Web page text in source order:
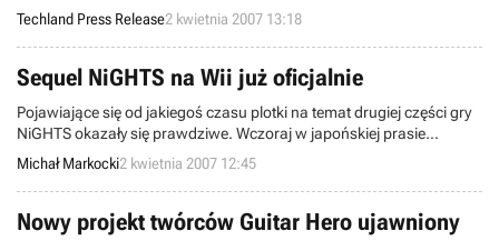
nagród, w tym trzydniowy wyjazd na wyścigi F1 na Węgrzech.
Techland Press Release2 kwietnia 2007 13:18
Sequel NiGHTS na Wii już oficjalnie
Pojawiające się od jakiegoś czasu plotki na temat drugiej części gry
NiGHTS okazały się prawdziwe. Wczoraj w japońskiej prasie
pojawiło się oficjalne oświadczenie Sega Japan mówiące o
rozpoczęciu prac nad sequelem, którego roboczy tytuł brzmi:
NiGHTS: Journey of Dreams.
Michał Markocki2 kwietnia 2007 12:45
Nowy projekt twórców Guitar Hero ujawniony